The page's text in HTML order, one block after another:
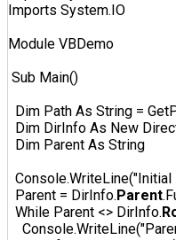
Imports System.IO
Module VBDemo
Sub Main()
Dim Path As String =
Dim DirInfo As New
Dim Parent As String
Parent = DirInfo. Parent
While Parent <> DirInfo.